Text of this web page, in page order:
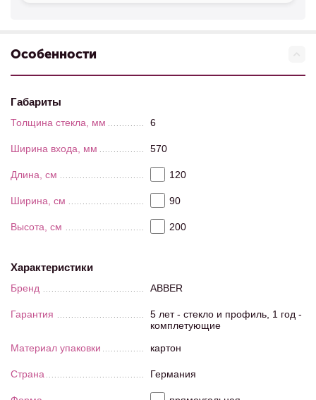
Особенности
Габариты
Толщина стекла, мм 6
Ширина входа, мм 570
Длина, см 120
Ширина, см 90
Высота, см 200
Характеристики
Бренд ABBER
Гарантия
5 лет - стекло и профиль, 1 год -
комплетующие
Материал упаковки
картон
Страна Германия